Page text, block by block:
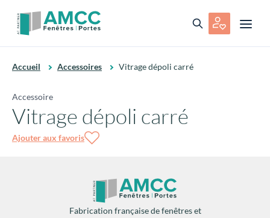
Accueil Accessoires Vitrage dépoli carré
Accessoire
Vitrage dépoli carré
Ajouter aux favoris
Fabrication française de fenêtres et